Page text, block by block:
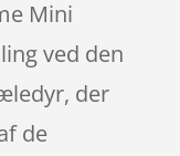
Mini
ved den
der
de